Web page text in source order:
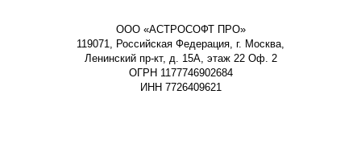
ООО «АСТРОСОФТ ПРО»
119071, Российская Федерация, г. Москва,
Ленинский пр-кт, д. 15А, этаж 22 Оф. 2
ОГРН 1177746902684
ИНН 7726409621